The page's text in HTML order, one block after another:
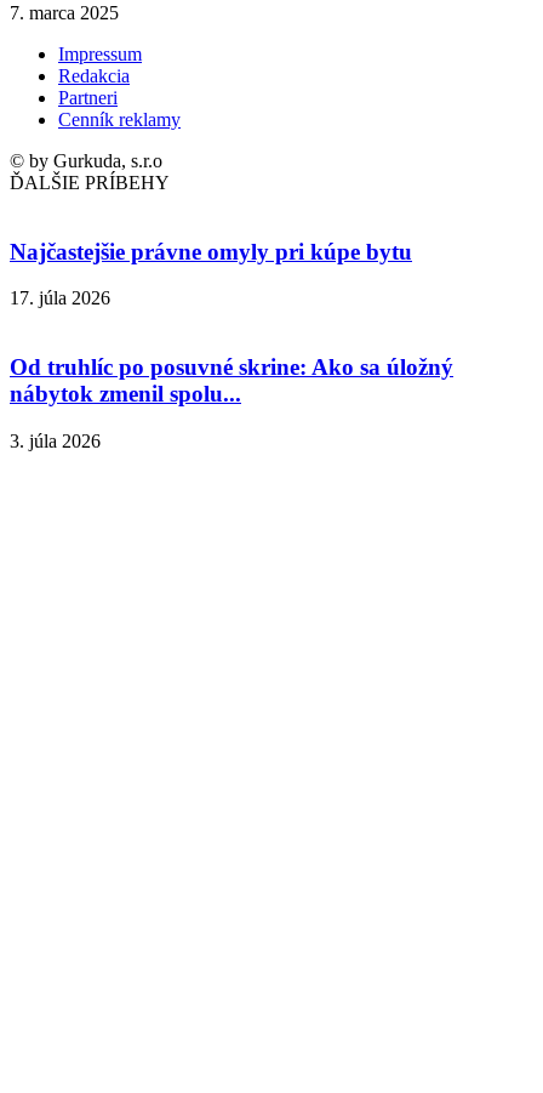
7. marca 2025
Impressum
Redakcia
Partneri
Cenník reklamy
© by Gurkuda, s.r.o
ĎALŠIE PRÍBEHY
Najčastejšie právne omyly pri kúpe bytu
17. júla 2026
Od truhlíc po posuvné skrine: Ako sa úložný
nábytok zmenil spolu...
3. júla 2026